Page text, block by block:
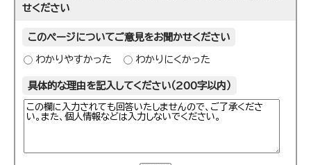
せください
このページについてご意見をお聞かせください
わかりやすかった わかりにくかった
具体的な理由を記入してください（200字以内）